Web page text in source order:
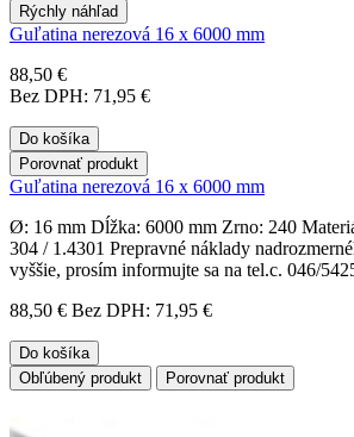
Rýchly náhľad
Guľatina nerezová 16 x 6000 mm
88,50 €
Bez DPH: 71,95 €
Do košíka
Porovnať produkt
Guľatina nerezová 16 x 6000 mm
Ø: 16 mm Dĺžka: 6000 mm Zrno: 240
304 / 1.4301 Prepravné náklady
vyššie, prosím informujte sa na tel.c. 046/
88,50 € Bez DPH: 71,95 €
Do košíka
Obľúbený produkt
Porovnať produkt